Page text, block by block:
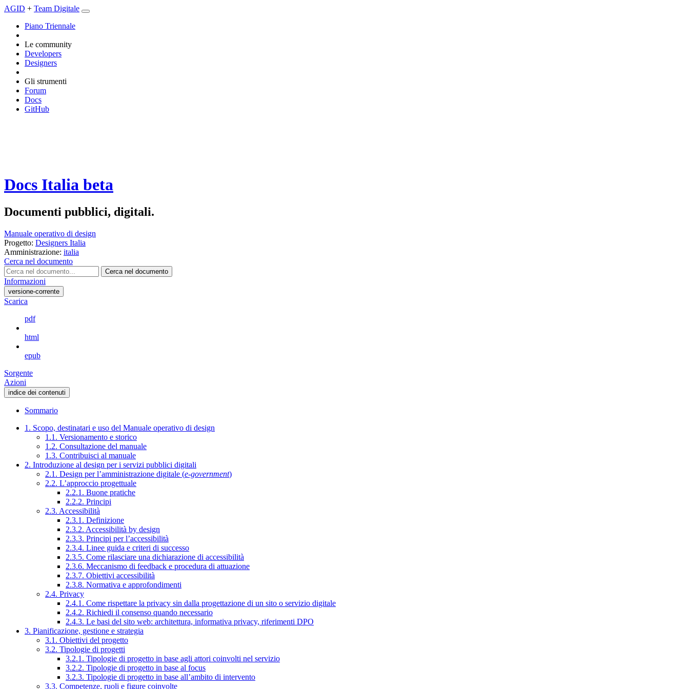
AGID + Team Digitale
Piano Triennale
Le community
Developers
Designers
Gli strumenti
Forum
Docs
GitHub
Docs Italia beta
Documenti pubblici, digitali.
Manuale operativo di design
Progetto: Designers Italia
Amministrazione: italia
Cerca nel documento
Cerca nel documento
Informazioni
versione-corrente
Scarica
pdf
html
epub
Sorgente
Azioni
indice dei contenuti
Sommario
1. Scopo, destinatari e uso del Manuale operativo di design
1.1. Versionamento e storico
1.2. Consultazione del manuale
1.3. Contribuisci al manuale
2. Introduzione al design per i servizi pubblici digitali
2.1. Design per l’amministrazione digitale (e-government)
2.2. L’approccio progettuale
2.2.1. Buone pratiche
2.2.2. Principi
2.3. Accessibilità
2.3.1. Definizione
2.3.2. Accessibilità by design
2.3.3. Principi per l’accessibilità
2.3.4. Linee guida e criteri di successo
2.3.5. Come rilasciare una dichiarazione di accessibilità
2.3.6. Meccanismo di feedback e procedura di attuazione
2.3.7. Obiettivi accessibilità
2.3.8. Normativa e approfondimenti
2.4. Privacy
2.4.1. Come rispettare la privacy sin dalla progettazione di un sito o servizio digitale
2.4.2. Richiedi il consenso quando necessario
2.4.3. Le basi del sito web: architettura, informativa privacy, riferimenti DPO
3. Pianificazione, gestione e strategia
3.1. Obiettivi del progetto
3.2. Tipologie di progetti
3.2.1. Tipologie di progetto in base agli attori coinvolti nel servizio
3.2.2. Tipologie di progetto in base al focus
3.2.3. Tipologie di progetto in base all’ambito di intervento
3.3. Competenze, ruoli e figure coinvolte